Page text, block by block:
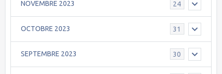
NOVEMBRE 2023 24
OCTOBRE 2023 31
SEPTEMBRE 2023 30